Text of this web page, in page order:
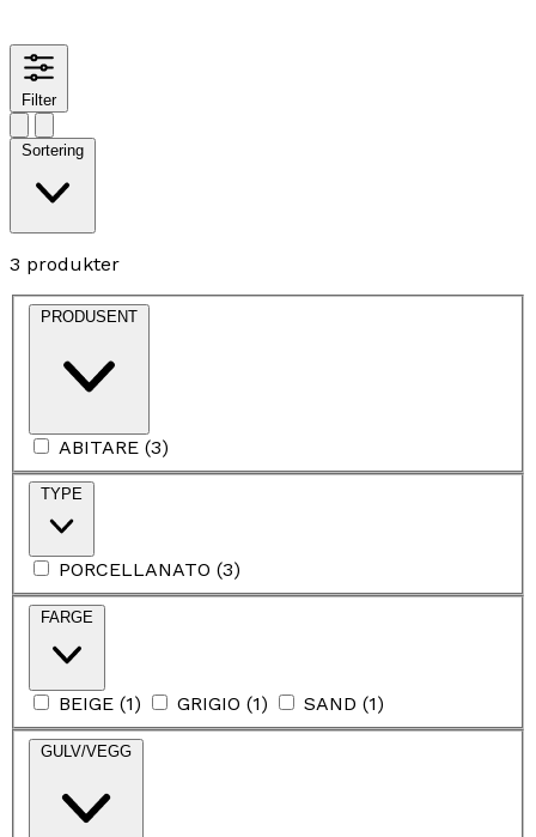
Filter
Sortering
3 produkter
PRODUSENT
ABITARE (3)
TYPE
PORCELLANATO (3)
FARGE
BEIGE (1) GRIGIO (1) SAND (1)
GULV/VEGG